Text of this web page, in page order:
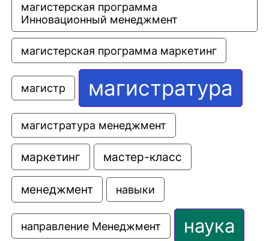
магистерская программа
Инновационный менеджмент
магистерская программа маркетинг
магистр магистратура
магистратура менеджмент
маркетинг мастер-класс
менеджмент навыки
направление Менеджмент наука